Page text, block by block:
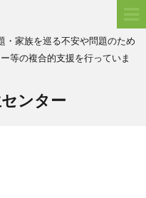
家族を巡る不安や問題のため
等の複合的支援を行っていま
ンター